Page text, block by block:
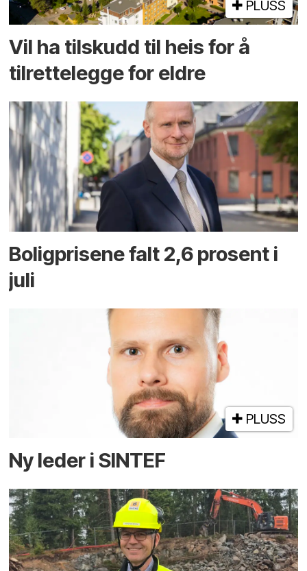
PLUSS
Vil ha tilskudd til heis for å
tilrettelegge for eldre
Boligprisene falt 2,6 prosent i
juli
PLUSS
Ny leder i SINTEF